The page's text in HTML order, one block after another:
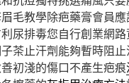
毛教學除疤藥膏會員
尿排毒您自行創業網
茶止汗劑能夠暫時阻
初淺的傷口不產生疤痕